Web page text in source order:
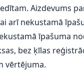
Aizdevums
arī nekustamā
īpašuma
bez ķīlas
vērtējuma.